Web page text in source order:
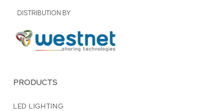
DISTRIBUTION BY
PRODUCTS
LED LIGHTING